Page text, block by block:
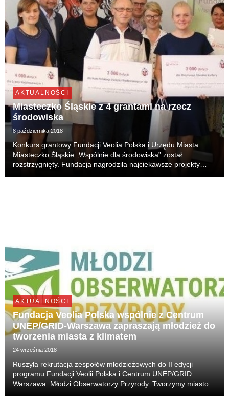
AKTUALNOŚCI
Miasteczko Śląskie z 4 grantami na rzecz
środowiska
8 października 2018
Konkurs grantowy Fundacji Veolia Polska i Urzędu Miasta
Miasteczko Śląskie „Wspólnie dla środowiska” został
rozstrzygnięty. Fundacja nagrodziła najciekawsze projekty
AKTUALNOŚCI
Fundacja Veolia Polska wspólnie z Centrum
UNEP/GRID-Warszawa zapraszają młodzież do
tworzenia miasta z klimatem
24 września 2018
Ruszyła rekrutacja zespołów młodzieżowych do II edycji
programu Fundacji Veolii Polska i Centrum UNEP/GRID
Warszawa: Młodzi Obserwatorzy Przyrody. Tworzymy miasto z